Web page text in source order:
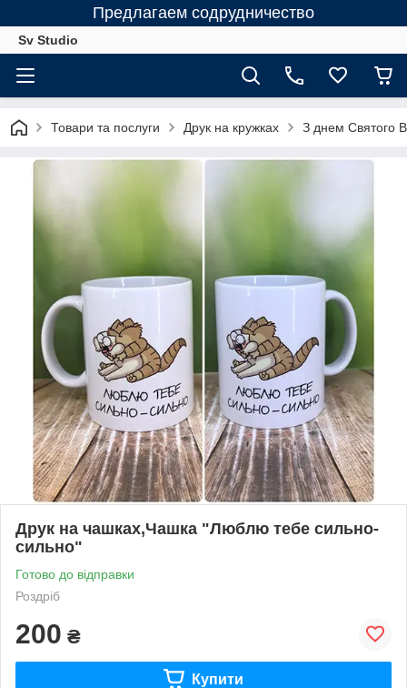
Предлагаем содрудничество
Sv Studio
Товари та послуги Друк на кружках З днем Святого
Друк на чашках,Чашка "Люблю тебе сильно-
сильно"
Готово до відправки
Роздріб
200 ₴
Купити